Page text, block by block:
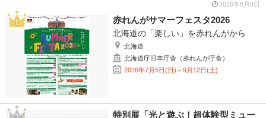
2026年8月8日
赤れんがサマーフェスタ2026
北海道の「楽しい」を赤れんがから
北海道
北海道庁旧本庁舎（赤れんが庁舎）
2026年7月5日(日)～9月12日(土)
特別展「光と遊ぶ！超体験型ミュー